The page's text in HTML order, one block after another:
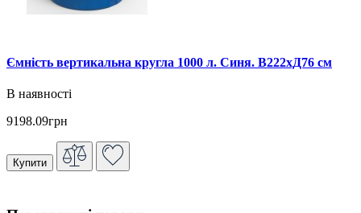
Ємність вертикальна кругла 1000 л. Синя. В222хД76 см
В наявності
9198.09грн
Купити